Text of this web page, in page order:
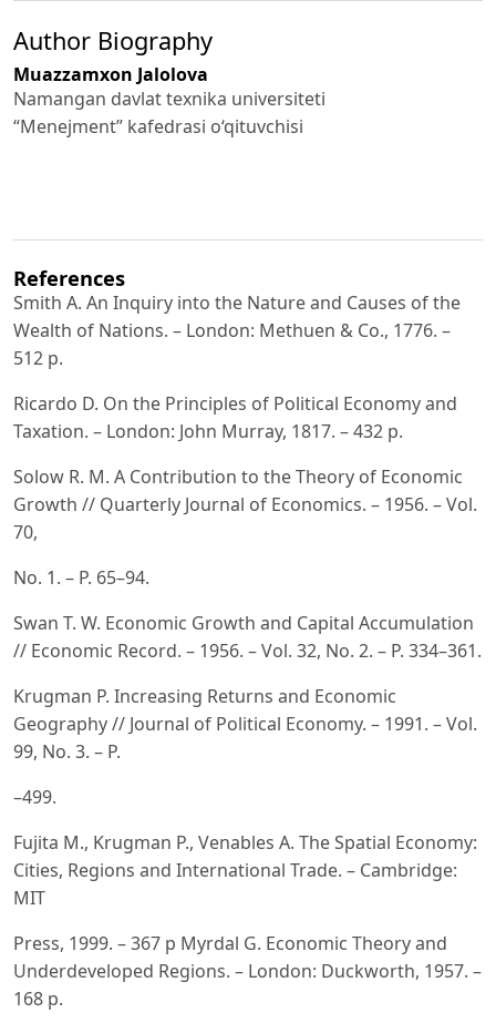
Author Biography
Muazzamxon Jalolova
Namangan davlat texnika universiteti
“Menejment” kafedrasi o‘qituvchisi
References
Smith A. An Inquiry into the Nature and Causes of the
Wealth of Nations. – London: Methuen & Co., 1776. –
512 p.
Ricardo D. On the Principles of Political Economy and
Taxation. – London: John Murray, 1817. – 432 p.
Solow R. M. A Contribution to the Theory of Economic
Growth // Quarterly Journal of Economics. – 1956. – Vol.
70,
No. 1. – P. 65–94.
Swan T. W. Economic Growth and Capital Accumulation
// Economic Record. – 1956. – Vol. 32, No. 2. – P. 334–361.
Krugman P. Increasing Returns and Economic
Geography // Journal of Political Economy. – 1991. – Vol.
99, No. 3. – P.
–499.
Fujita M., Krugman P., Venables A. The Spatial Economy:
Cities, Regions and International Trade. – Cambridge:
MIT
Press, 1999. – 367 p Myrdal G. Economic Theory and
Underdeveloped Regions. – London: Duckworth, 1957. –
168 p.